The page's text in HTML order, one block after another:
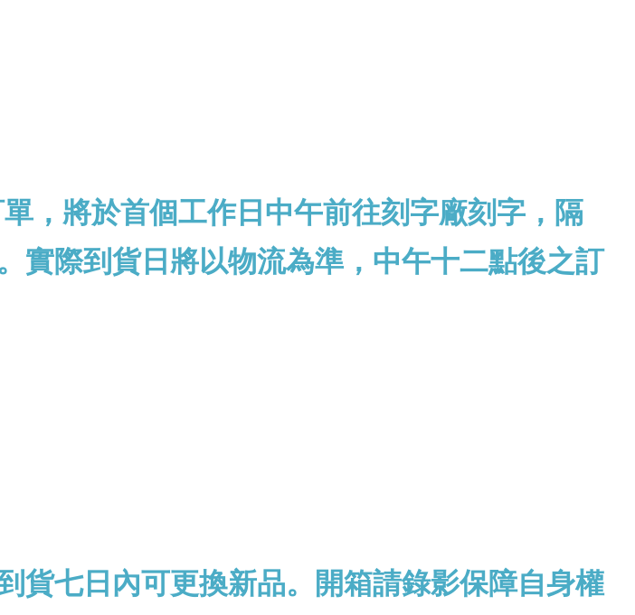
，將於首個工作日中午前往刻字廠刻字，隔
實際到貨日將以物流為準，中午十二點後之訂
貨七日內可更換新品。開箱請錄影保障自身權